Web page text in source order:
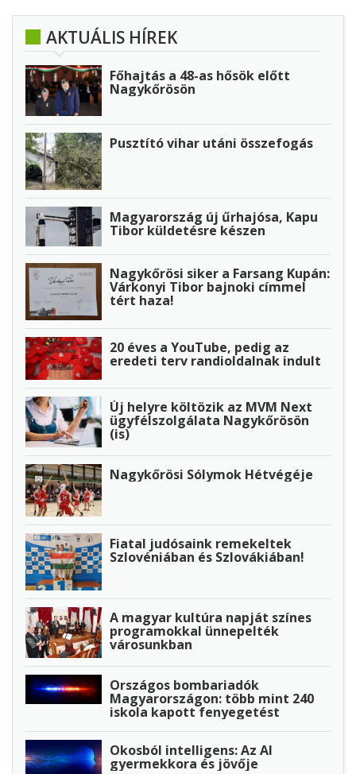
AKTUÁLIS HÍREK
Főhajtás a 48-as hősök előtt
Nagykőrösön
Pusztító vihar utáni összefogás
Magyarország új űrhajósa, Kapu
Tibor küldetésre készen
Nagykőrösi siker a Farsang Kupán:
Várkonyi Tibor bajnoki címmel
tért haza!
20 éves a YouTube, pedig az
eredeti terv randioldalnak indult
Új helyre költözik az MVM Next
ügyfélszolgálata Nagykőrösön
(is)
Nagykőrösi Sólymok Hétvégéje
Fiatal judósaink remekeltek
Szlovéniában és Szlovákiában!
A magyar kultúra napját színes
programokkal ünnepelték
városunkban
Országos bombariadók
Magyarországon: több mint 240
iskola kapott fenyegetést
Okosból intelligens: Az AI
gyermekkora és jövője